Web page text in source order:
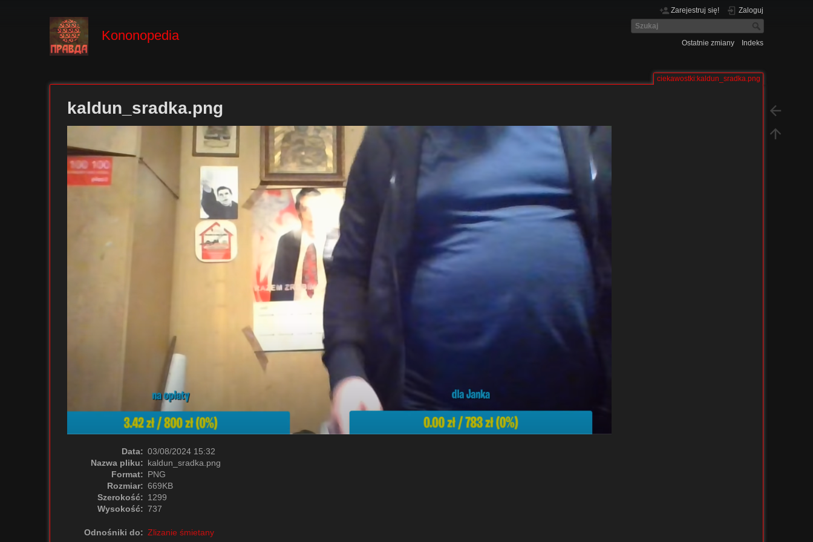
Kononopedia
Zarejestruj się! Zaloguj
Ostatnie zmiany Indeks
ciekawostki:kaldun_sradka.png
kaldun_sradka.png
Data: 03/08/2024 15:32
Nazwa pliku: kaldun_sradka.png
Format: PNG
Rozmiar: 669KB
Szerokość: 1299
Wysokość: 737
Odnośniki do: Zlizanie śmietany